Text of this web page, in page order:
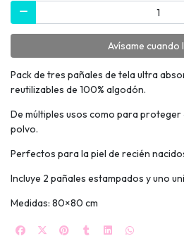
Avísame cuando
Pack de tres pañales de tela ultra
reutilizables de 100% algodón.
De múltiples usos como para proteger
polvo.
Perfectos para la piel de recién
Incluye 2 pañales estampados y uno
Medidas: 80×80 cm